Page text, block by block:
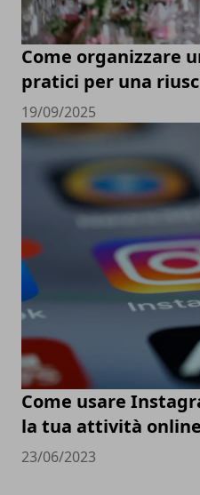
Come organizzare
pratici per una
19/09/2025
Come usare
la tua attività
23/06/2023